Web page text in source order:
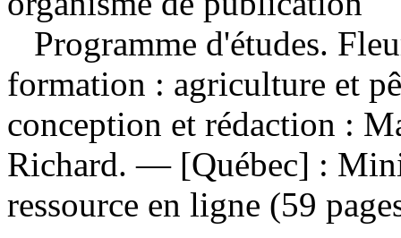
Programme d'études.
formation : agriculture et
conception et rédaction :
Richard. — [Québec] :
ressource en ligne (59